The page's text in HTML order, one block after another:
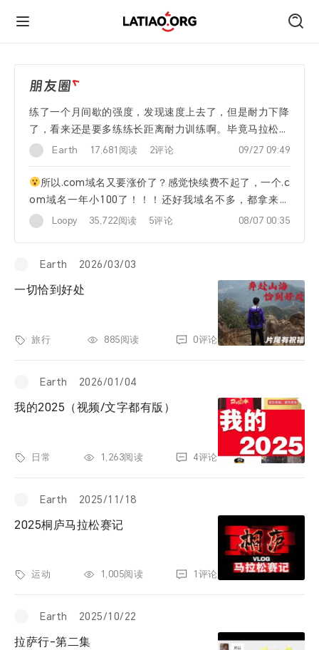
首页
朋友圈
技术
旅行
跑遍中国
关于
练了一个月间歇的强度，发现速度上去了，但是耐力下降
了，看来还是要多练练长距离耐力训练啊。毕竟马拉松是
个长距离的有氧耐力运动。
Earth 17,681阅读 2评论 09/27 09:49
所以.com域名又要涨价了？感觉快续费不起了，一个.c
om域名一年小100了！！！还好我域名不多，都拿来收
藏了……Loopy 35,722阅读 5评论 08/07 00:35
Earth 2026/03/03
一切恰到好处
旅行 885阅读 0评论
Earth 2026/01/04
我的2025（视频/文字都有版）
日常 1,263阅读 4评论
Earth 2025/11/18
2025桐庐马拉松赛记
运动 1,005阅读 1评论
Earth 2025/10/22
拉萨行-第二集